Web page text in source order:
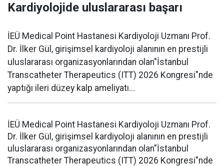
Kardiyolojide uluslararası başarı
İEÜ Medical Point Hastanesi Kardiyoloji Uzmanı Prof.
Dr. İlker Gül, girişimsel kardiyoloji alanının en prestijli
uluslararası organizasyonlarından olan"İstanbul
Transcatheter Therapeutics (ITT) 2026 Kongresi"nde
yaptığı ileri düzey kalp ameliyatı...
İEÜ Medical Point Hastanesi Kardiyoloji Uzmanı Prof.
Dr. İlker Gül, girişimsel kardiyoloji alanının en prestijli
uluslararası organizasyonlarından olan"İstanbul
Transcatheter Therapeutics (ITT) 2026 Kongresi"nde